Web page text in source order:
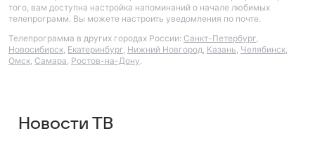
того, вам доступна настройка напоминаний о начале любимых
телепрограмм. Вы можете настроить уведомления по почте.
Телепрограмма в других городах России: Санкт-Петербург,
Новосибирск, Екатеринбург, Нижний Новгород, Казань, Челябинск,
Омск, Самара, Ростов-на-Дону.
Новости ТВ